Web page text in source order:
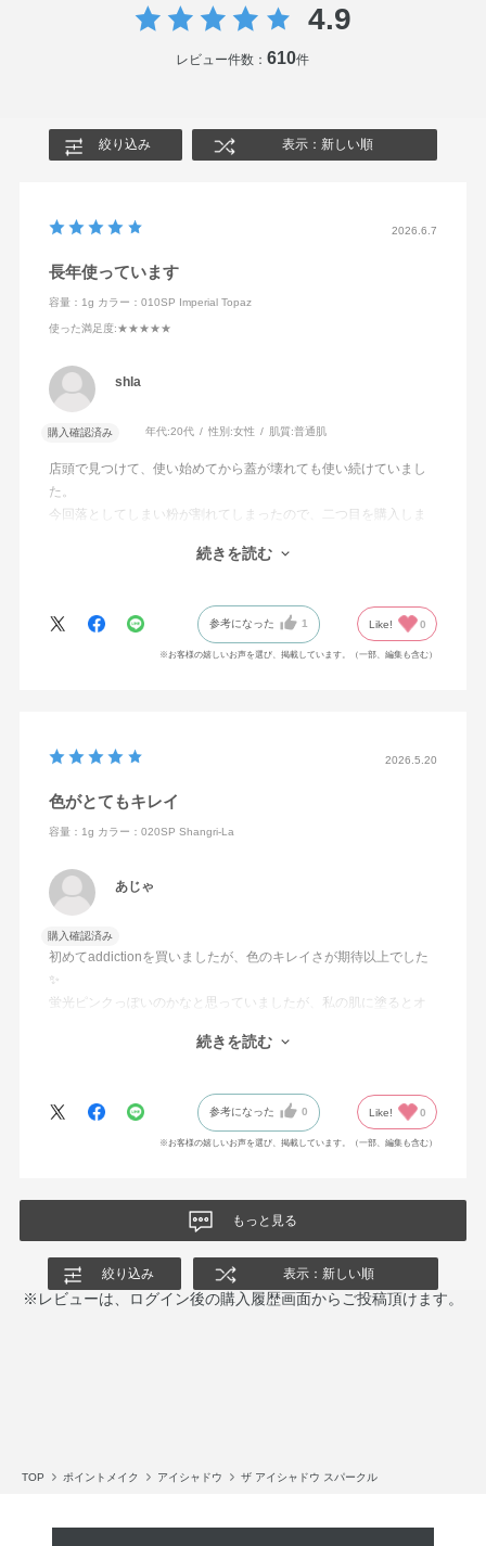
4.9
レビュー件数：610件
絞り込み 表示：新しい順
2026.6.7
長年使っています
容量：1g カラー：010SP Imperial Topaz
使った満足度:★★★★★
shla
購入確認済み 年代:20代 性別:女性 肌質:普通肌
店頭で見つけて、使い始めてから蓋が壊れても使い続けていまし
た。
今回落としてしまい粉が割れてしまったので、二つ目を購入しま
迷ったらとりあえずこれをつけておけば間違いないと思います。
続きを読む
参考になった 1 Like! 0
※お客様の嬉しいお声を選び、掲載しています。（一部、編集も含む）
2026.5.20
色がとてもキレイ
容量：1g カラー：020SP Shangri-La
あじゃ
購入確認済み
初めてaddictionを買いましたが、色のキレイさが期待以上でした
✨
蛍光ピンクっぽいのかなと思っていましたが、私の肌に塗るとオ
ブラウンアイシャドウの上に少しだけ乗せると華やかさが加わ
続きを読む
参考になった 0 Like! 0
※お客様の嬉しいお声を選び、掲載しています。（一部、編集も含む）
もっと見る
絞り込み 表示：新しい順
※レビューは、ログイン後の購入履歴画面からご投稿頂けます。
TOP ポイントメイク アイシャドウ ザ アイシャドウ スパークル